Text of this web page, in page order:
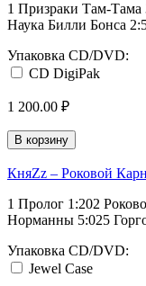
1 Призраки Там-
Наука Билли Бонса
Упаковка CD/DVD:
CD DigiPak
1 200.00 ₽
В корзину
КняZz ‎– Роковой
1 Пролог 1:202
Норманны 5:025
Упаковка CD/DVD:
Jewel Case